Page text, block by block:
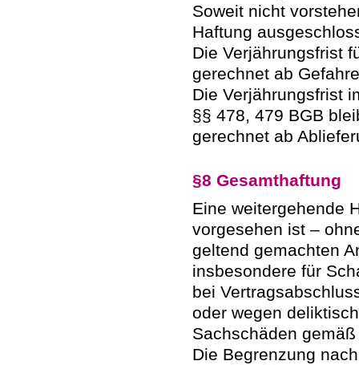
Soweit nicht
Haftung
Die Verjährungsfrist
gerechnet ab
Die Verjährungsfrist
§§ 478, 479 BGB
gerechnet ab
§8 Gesamthaftung
Eine weitergehende
vorgesehen ist –
geltend gemachten
insbesondere für
bei
oder wegen
Sachschäden
Die Begrenzung